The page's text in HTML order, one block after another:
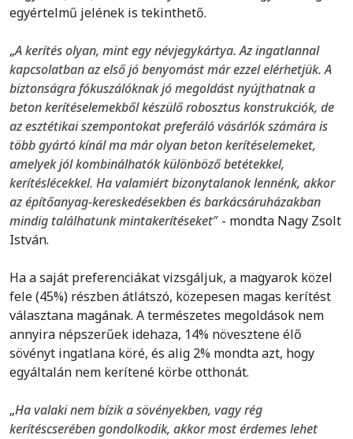
egyértelmű jelének is tekinthető.
„A kerítés olyan, mint egy névjegykártya. Az ingatlannal
kapcsolatban az első jó benyomást már ezzel elérhetjük. A
biztonságra fókuszálóknak jó megoldást nyújthatnak a
beton kerítéselemekből készülő robosztus konstrukciók, de
az esztétikai szempontokat preferáló vásárlók számára is
több gyártó kínál ma már olyan beton kerítéselemeket,
amelyek jól kombinálhatók különböző betétekkel,
kerítéslécekkel. Ha valamiért bizonytalanok lennénk, akkor
az építőanyag-kereskedésekben és barkácsáruházakban
mindig találhatunk mintakerítéseket″ - mondta Nagy Zsolt
István.
Ha a saját preferenciákat vizsgáljuk, a magyarok közel
fele (45%) részben átlátszó, közepesen magas kerítést
választana magának. A természetes megoldások nem
annyira népszerűek idehaza, 14% növesztene élő
sövényt ingatlana köré, és alig 2% mondta azt, hogy
egyáltalán nem kerítené körbe otthonát.
„Ha valaki nem bízik a sövényekben, vagy rég
kerítéscserében gondolkodik, akkor most érdemes lehet